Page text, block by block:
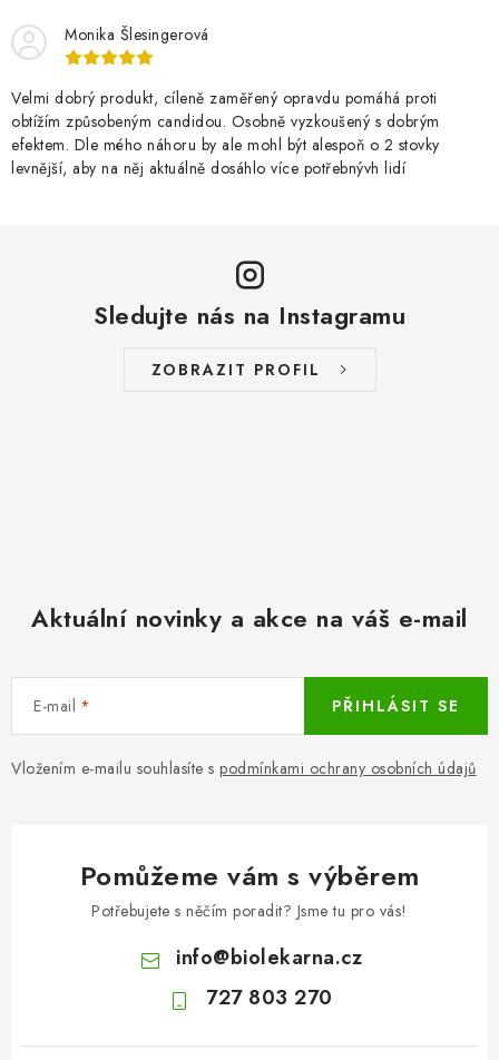
Monika Šlesingerová
Velmi dobrý produkt, cíleně zaměřený opravdu pomáhá proti
obtížím způsobeným candidou. Osobně vyzkoušený s dobrým
efektem. Dle mého náhoru by ale mohl být alespoň o 2 stovky
levnější, aby na něj aktuálně dosáhlo více potřebnývh lidí
Sledujte nás na Instagramu
ZOBRAZIT PROFIL
Aktuální novinky a akce na váš e-mail
E-mail
Vložením e-mailu souhlasíte s podmínkami ochrany osobních údajů
PŘIHLÁSIT SE
Pomůžeme vám s výběrem
Potřebujete s něčím poradit? Jsme tu pro vás!
info@biolekarna.cz
727 803 270